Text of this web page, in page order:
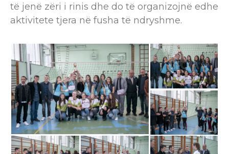
të jenë zëri i rinis dhe do të organizojnë edhe
aktivitete tjera në fusha të ndryshme.